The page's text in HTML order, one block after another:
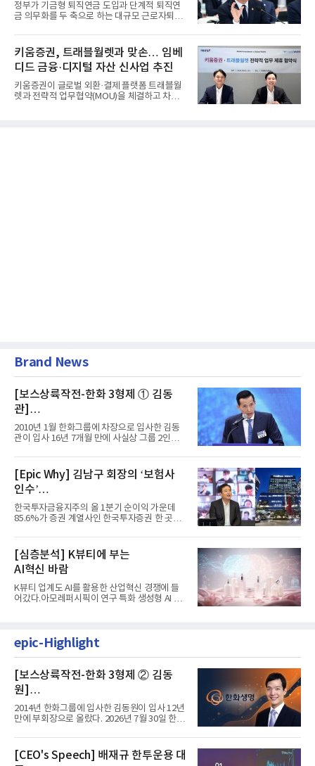
정부가 기금형 퇴직연금 도입과 단계적 퇴직연
금 의무화를 두 축으로 하는 대규모 근로자퇴직
키움증권, 트래블월렛과 맞손… 임베
디드 금융·디지털 자산 신사업 추진
키움증권이 글로벌 외환·결제 플랫폼 트래블월
렛과 전략적 업무협약(MOU)을 체결하고 차세
Brand News
[보스상륙작전-한화 3형제 ① 김동
관]
입사 16년 만에 수석부회장 … 경영승
계 ‘초읽기’
2010년 1월 한화그룹에 차장으로 입사한 김동
관이 입사 16년 7개월 만에 사실상 그룹 2인자
[Epic Why] 김남구 회장의 ‘보험사
인수’
발걸음이 신중해진 배경은?
한국투자금융지주의 올 1분기 순이익 가운데
85.6%가 증권 계열사인 한국투자증권 한 곳에
[심층분석] K뷰티에 부는
AI혁신 바람
K뷰티 업계도 AI를 활용한 산업혁신 경쟁에 들
어갔다.아모레퍼시픽이 연구 특화 생성형 AI 플
epic-Highlight
[보스상륙작전-한화 3형제 ② 김동
원]
입사 12년 만에 금융계열 수장 등극
2014년 한화그룹에 입사한 김동원이 입사 12년
만에 부회장으로 올랐다. 2026년 7월 30일 한화
[CEO's Speech] 배재규 한투운용 대